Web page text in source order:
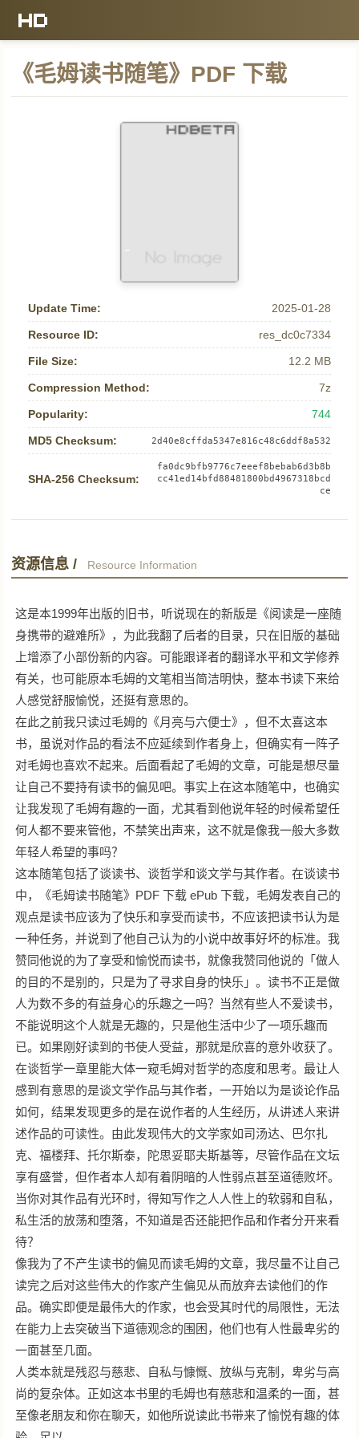
《毛姆读书随笔》PDF 下载
Update Time: 2025-01-28
Resource ID: res_dc0c7334
File Size: 12.2 MB
Compression Method: 7z
Popularity: 744
MD5 Checksum: 2d40e8cffda5347e816c48c6ddf8a532
SHA-256 Checksum:
fa0dc9bfb9776c7eeef8bebab6d3b8b
cc41ed14bfd88481800bd4967318bcd
ce
资源信息 / Resource Information
这是本1999年出版的旧书，听说现在的新版是《阅读是一座随
身携带的避难所》，为此我翻了后者的目录，只在旧版的基础
上增添了小部份新的内容。可能跟译者的翻译水平和文学修养
有关，也可能原本毛姆的文笔相当简洁明快，整本书读下来给
人感觉舒服愉悦，还挺有意思的。
在此之前我只读过毛姆的《月亮与六便士》，但不太喜这本
书，虽说对作品的看法不应延续到作者身上，但确实有一阵子
对毛姆也喜欢不起来。后面看起了毛姆的文章，可能是想尽量
让自己不要持有读书的偏见吧。事实上在这本随笔中，也确实
让我发现了毛姆有趣的一面，尤其看到他说年轻的时候希望任
何人都不要来管他，不禁笑出声来，这不就是像我一般大多数
年轻人希望的事吗？
这本随笔包括了谈读书、谈哲学和谈文学与其作者。在谈读书
中，《毛姆读书随笔》PDF 下载 ePub 下载，毛姆发表自己的
观点是读书应该为了快乐和享受而读书，不应该把读书认为是
一种任务，并说到了他自己认为的小说中故事好坏的标准。我
赞同他说的为了享受和愉悦而读书，就像我赞同他说的「做人
的目的不是别的，只是为了寻求自身的快乐」。读书不正是做
人为数不多的有益身心的乐趣之一吗？当然有些人不爱读书，
不能说明这个人就是无趣的，只是他生活中少了一项乐趣而
已。如果刚好读到的书使人受益，那就是欣喜的意外收获了。
在谈哲学一章里能大体一窥毛姆对哲学的态度和思考。最让人
感到有意思的是谈文学作品与其作者，一开始以为是谈论作品
如何，结果发现更多的是在说作者的人生经历，从讲述人来讲
述作品的可读性。由此发现伟大的文学家如司汤达、巴尔扎
克、福楼拜、托尔斯泰，陀思妥耶夫斯基等，尽管作品在文坛
享有盛誉，但作者本人却有着阴暗的人性弱点甚至道德败坏。
当你对其作品有光环时，得知写作之人人性上的软弱和自私，
私生活的放荡和堕落，不知道是否还能把作品和作者分开来看
待？
像我为了不产生读书的偏见而读毛姆的文章，我尽量不让自己
读完之后对这些伟大的作家产生偏见从而放弃去读他们的作
品。确实即便是最伟大的作家，也会受其时代的局限性，无法
在能力上去突破当下道德观念的围困，他们也有人性最卑劣的
一面甚至几面。
人类本就是残忍与慈悲、自私与慷慨、放纵与克制，卑劣与高
尚的复杂体。正如这本书里的毛姆也有慈悲和温柔的一面，甚
至像老朋友和你在聊天，如他所说读此书带来了愉悦有趣的体